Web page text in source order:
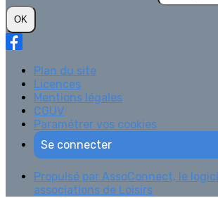
OK
Plan du site
Licences
Mentions légales
CGUV
Paramétrer vos cookies
Se connecter
Propulsé par AssoConnect, le
associations de Loisirs